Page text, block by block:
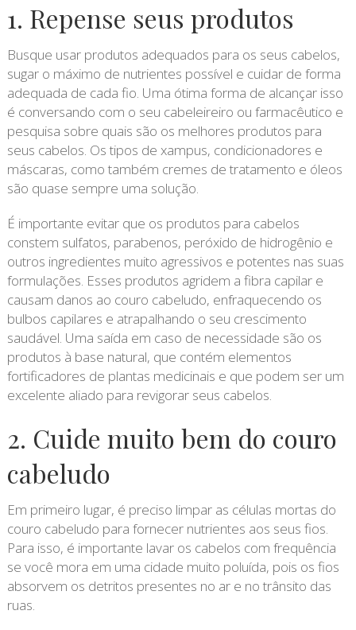
1. Repense seus produtos
Busque usar produtos adequados para os seus cabelos,
sugar o máximo de nutrientes possível e cuidar de forma
adequada de cada fio. Uma ótima forma de alcançar isso
é conversando com o seu cabeleireiro ou farmacêutico e
pesquisa sobre quais são os melhores produtos para
seus cabelos. Os tipos de xampus, condicionadores e
máscaras, como também cremes de tratamento e óleos
são quase sempre uma solução.
É importante evitar que os produtos para cabelos
constem sulfatos, parabenos, peróxido de hidrogênio e
outros ingredientes muito agressivos e potentes nas suas
formulações. Esses produtos agridem a fibra capilar e
causam danos ao couro cabeludo, enfraquecendo os
bulbos capilares e atrapalhando o seu crescimento
saudável. Uma saída em caso de necessidade são os
produtos à base natural, que contém elementos
fortificadores de plantas medicinais e que podem ser um
excelente aliado para revigorar seus cabelos.
2. Cuide muito bem do couro
cabeludo
Em primeiro lugar, é preciso limpar as células mortas do
couro cabeludo para fornecer nutrientes aos seus fios.
Para isso, é importante lavar os cabelos com frequência
se você mora em uma cidade muito poluída, pois os fios
absorvem os detritos presentes no ar e no trânsito das
ruas.